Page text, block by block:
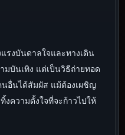
รงบันดาลใจและทางเดิน
มบันเทิง แต่เป็นวิธีถ่ายทอด
อื่นได้สัมผัส แม้ต้องเผชิญ
งความตั้งใจที่จะก้าวไปให้